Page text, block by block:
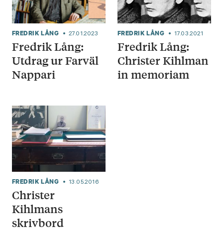
FREDRIK LÅNG 27.01.2023
Fredrik Lång:
Utdrag ur Farväl
Nappari
FREDRIK LÅNG 17.03.2021
Fredrik Lång:
Christer Kihlman
in memoriam
FREDRIK LÅNG 13.05.2016
Christer
Kihlmans
skrivbord